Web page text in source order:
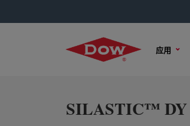
应用
SILASTIC™ DY